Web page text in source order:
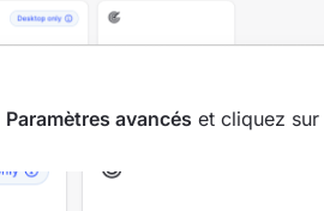
Paramètres avancés et cliquez sur